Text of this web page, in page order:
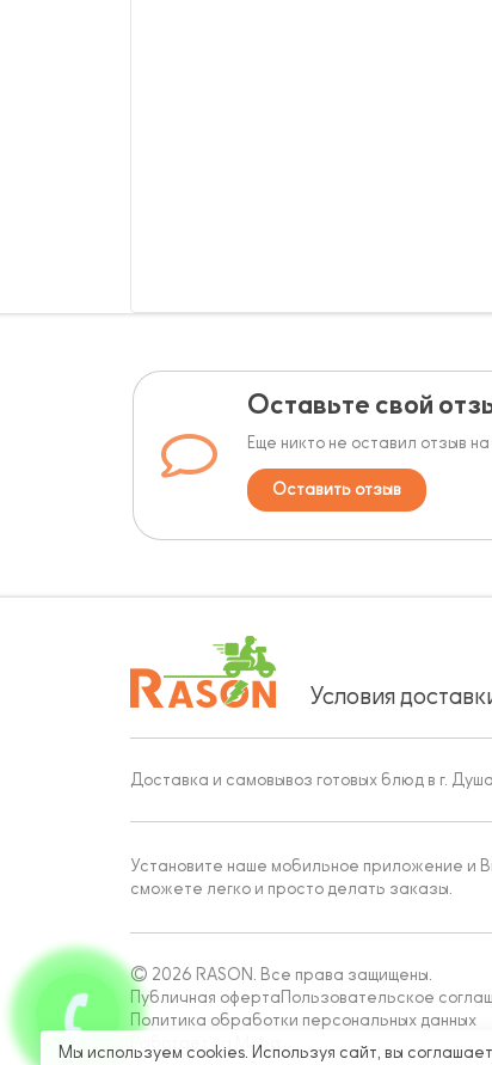
Оставьте свой
Еще никто не оставил отзыв
Оставить отзыв
Условия
Доставка и самовывоз готовых блюд в г.
Установите наше мобильное приложение и
сможете легко и просто делать заказы.
© 2026 RASON. Все права защищены.
Публичная оферта Пользовательское
Политика обработки персональных данных
Работает на Moba
Мы используем cookies. Используя сайт, вы